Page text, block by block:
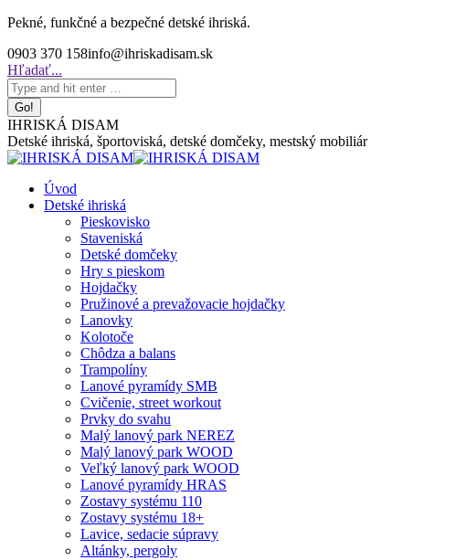
Skip
content
Pekné, funkčné a bezpečné detské ihriská.
0903 370 158info@ihriskadisam.sk
Search:
Hľadať...
IHRISKÁ DISAM
Detské ihriská, športoviská, detské domčeky, mestský mobiliár
Úvod
Detské ihriská
Pieskovisko
Staveniská
Detské domčeky
Hry s pieskom
Hojdačky
Pružinové a prevažovacie hojdačky
Lanovky
Kolotoče
Chôdza a balans
Trampolíny
Lanové pyramídy SMB
Cvičenie, street workout
Prvky do svahu
Malý lanový park NEREZ
Malý lanový park WOOD
Veľký lanový park WOOD
Lanové pyramídy HRAS
Zostavy systému 110
Zostavy systému 18+
Lavice, sedacie súpravy
Altánky, pergoly